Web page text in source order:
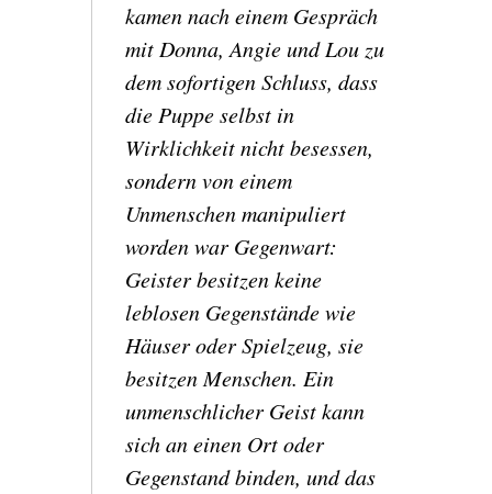
kamen nach einem Gespräch
mit Donna, Angie und Lou zu
dem sofortigen Schluss, dass
die Puppe selbst in
Wirklichkeit nicht besessen,
sondern von einem
Unmenschen manipuliert
worden war Gegenwart:
Geister besitzen keine
leblosen Gegenstände wie
Häuser oder Spielzeug, sie
besitzen Menschen. Ein
unmenschlicher Geist kann
sich an einen Ort oder
Gegenstand binden, und das